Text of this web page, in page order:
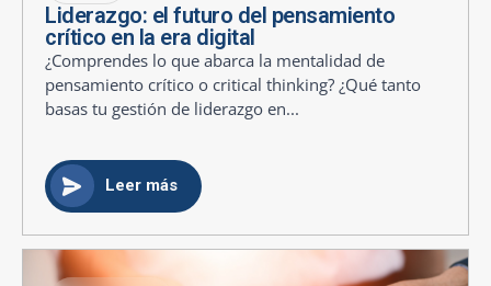
Liderazgo: el futuro del pensamiento
crítico en la era digital
¿Comprendes lo que abarca la mentalidad de
pensamiento crítico o critical thinking? ¿Qué tanto
basas tu gestión de liderazgo en...
Leer más